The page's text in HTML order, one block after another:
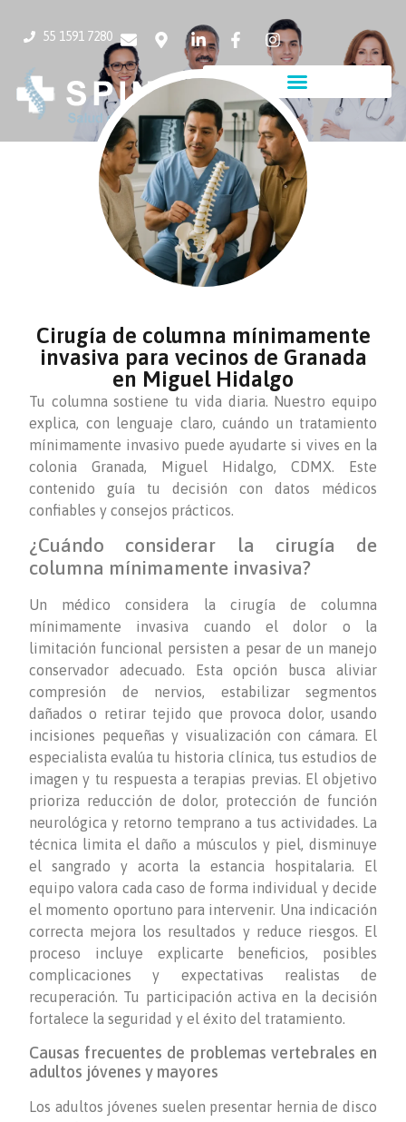
55 1591 7280
Cirugía de columna mínimamente
invasiva para vecinos de Granada
en Miguel Hidalgo
Tu columna sostiene tu vida diaria. Nuestro equipo
explica, con lenguaje claro, cuándo un tratamiento
mínimamente invasivo puede ayudarte si vives en la
colonia Granada, Miguel Hidalgo, CDMX. Este
contenido guía tu decisión con datos médicos
confiables y consejos prácticos.
¿Cuándo considerar la cirugía de
columna mínimamente invasiva?
Un médico considera la cirugía de columna
mínimamente invasiva cuando el dolor o la
limitación funcional persisten a pesar de un manejo
conservador adecuado. Esta opción busca aliviar
compresión de nervios, estabilizar segmentos
dañados o retirar tejido que provoca dolor, usando
incisiones pequeñas y visualización con cámara. El
especialista evalúa tu historia clínica, tus estudios de
imagen y tu respuesta a terapias previas. El objetivo
prioriza reducción de dolor, protección de función
neurológica y retorno temprano a tus actividades. La
técnica limita el daño a músculos y piel, disminuye
el sangrado y acorta la estancia hospitalaria. El
equipo valora cada caso de forma individual y decide
el momento oportuno para intervenir. Una indicación
correcta mejora los resultados y reduce riesgos. El
proceso incluye explicarte beneficios, posibles
complicaciones y expectativas realistas de
recuperación. Tu participación activa en la decisión
fortalece la seguridad y el éxito del tratamiento.
Causas frecuentes de problemas vertebrales en
adultos jóvenes y mayores
Los adultos jóvenes suelen presentar hernia de disco